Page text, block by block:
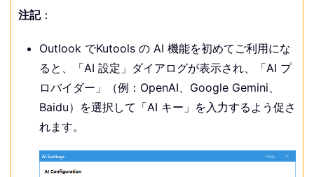
注記：
Outlook でKutools の AI 機能を初めてご利用にな
ると、「AI 設定」ダイアログが表示され、「AI プ
ロバイダー」（例：OpenAI、Google Gemini、
Baidu）を選択して「AI キー」を入力するよう促さ
れます。